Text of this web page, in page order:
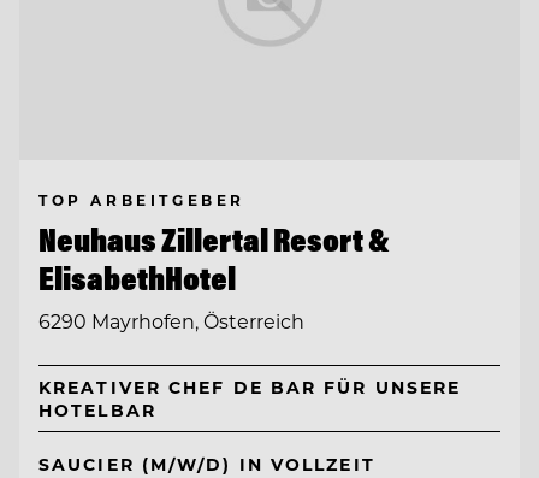
TOP ARBEITGEBER
Neuhaus Zillertal Resort &
ElisabethHotel
6290 Mayrhofen, Österreich
KREATIVER CHEF DE BAR FÜR UNSERE
HOTELBAR
SAUCIER (M/W/D) IN VOLLZEIT